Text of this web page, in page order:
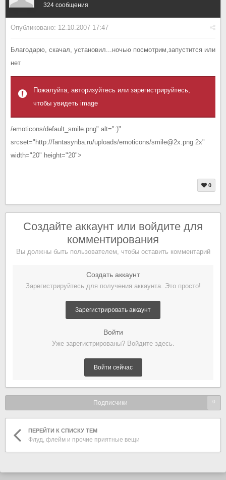
324 сообщения
Опубликовано: 12.10.2007 17:47
Благодарю, скачал, установил...ночью посмотрим,запустится или
нет
Пожалуйта, авторизуйтесь или зарегистрируйтесь,
чтобы увидеть image
/emoticons/default_smile.png" alt=":)"
srcset="http://fantasynba.ru/uploads/emoticons/smile@2x.png 2x"
width="20" height="20">
0
Создайте аккаунт или войдите для
комментирования
Вы должны быть пользователем, чтобы оставить комментарий
Создать аккаунт
Зарегистрируйтесь для получения аккаунта. Это просто!
Зарегистрировать аккаунт
Войти
Уже зарегистрированы? Войдите здесь.
Войти сейчас
Подписчики 0
ПЕРЕЙТИ К СПИСКУ ТЕМ
Флуд, флейм и прочие приятные вещи